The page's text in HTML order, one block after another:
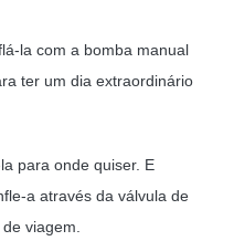
la com a bomba manual
ter um dia extraordinário
para onde quiser. E
a através da válvula de
viagem.